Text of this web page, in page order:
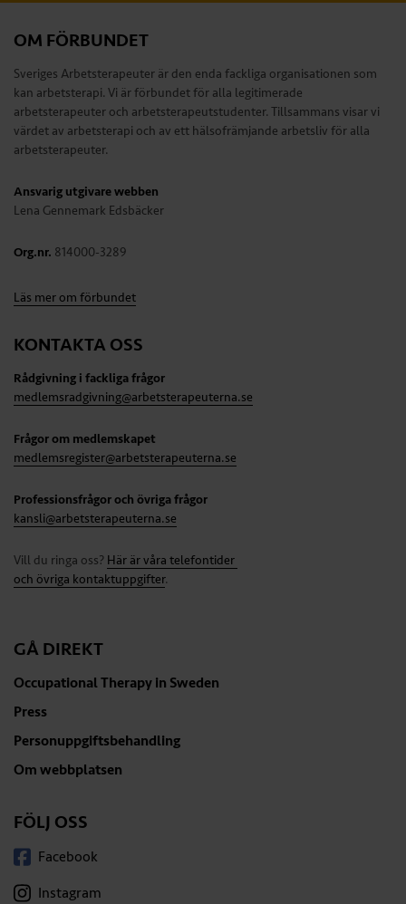
OM FÖRBUNDET
Sveriges Arbetsterapeuter är den enda fackliga organisationen som
kan arbetsterapi. Vi är förbundet för alla legitimerade
arbetsterapeuter och arbetsterapeutstudenter. Tillsammans visar vi
värdet av arbetsterapi och av ett hälsofrämjande arbetsliv för alla
arbetsterapeuter.
Ansvarig utgivare webben
Lena Gennemark Edsbäcker
Org.nr. 814000-3289
Läs mer om förbundet
KONTAKTA OSS
Rådgivning i fackliga frågor
medlemsradgivning@arbetsterapeuterna.se
Frågor om medlemskapet
medlemsregister@arbetsterapeuterna.se
Professionsfrågor och övriga frågor
kansli@arbetsterapeuterna.se
Vill du ringa oss? Här är våra telefontider
och övriga kontaktuppgifter.
GÅ DIREKT
Occupational Therapy in Sweden
Press
Personuppgiftsbehandling
Om webbplatsen
FÖLJ OSS
Facebook
Instagram